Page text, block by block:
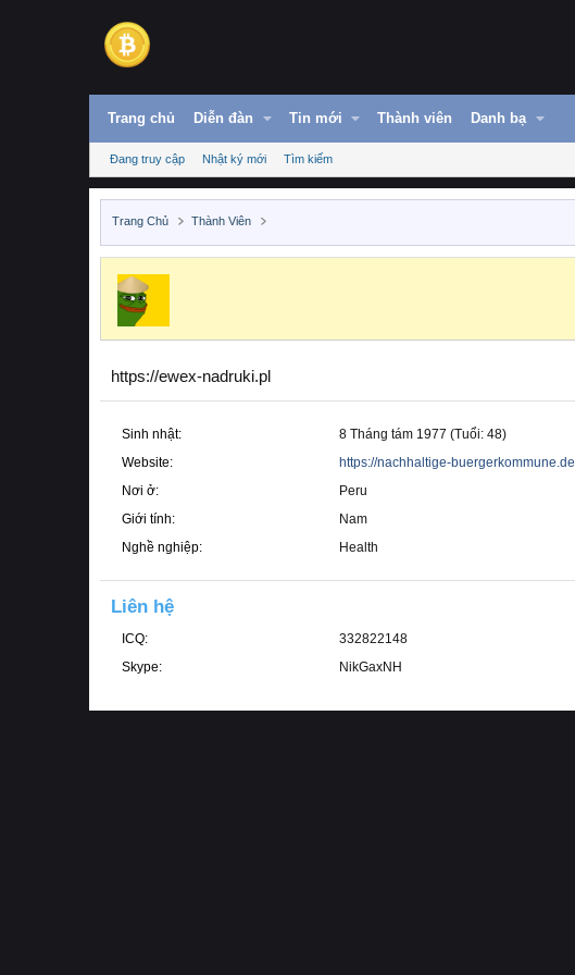
Trang chủ Diễn đàn Tin mới Thành viên Danh bạ
Đang truy cập Nhật ký mới Tìm kiếm
Trang Chủ Thành Viên
https://ewex-nadruki.pl
Sinh nhật
8 Tháng tám 1977 (Tuổi: 48)
Website
https://nachhaltige-buergerkommune.de
Nơi ở
Peru
Giới tính
Nam
Nghề nghiệp
Health
Liên hệ
ICQ
332822148
Skype
NikGaxNH